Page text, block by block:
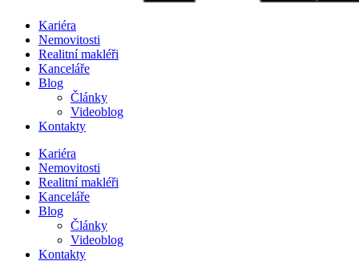
Kariéra
Nemovitosti
Realitní makléři
Kanceláře
Blog
Články
Videoblog
Kontakty
Kariéra
Nemovitosti
Realitní makléři
Kanceláře
Blog
Články
Videoblog
Kontakty